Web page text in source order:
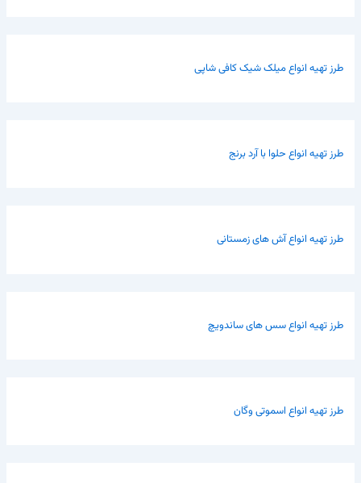
طرز تهیه انواع میلک شیک کافی شاپی
طرز تهیه انواع حلوا با آرد برنج
طرز تهیه انواع آش های زمستانی
طرز تهیه انواع سس های ساندویچ
طرز تهیه انواع اسموتی وگان